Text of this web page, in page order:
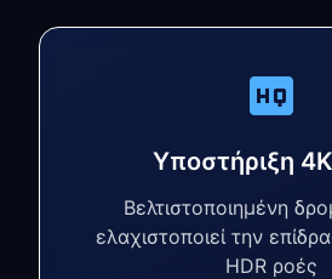
Υποστήριξη
Βελτιστοποιημένη
ελαχιστοποιεί την
HDR ροές